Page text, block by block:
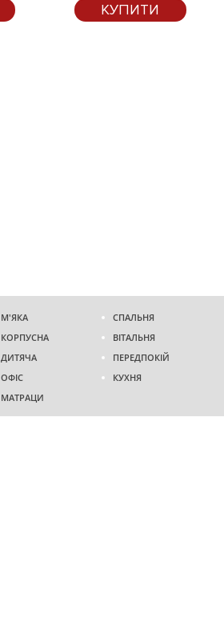
КУПИТИ
М'ЯКА
КОРПУСНА
ДИТЯЧА
ОФІС
МАТРАЦИ
СПАЛЬНЯ
ВІТАЛЬНЯ
ПЕРЕДПОКІЙ
КУХНЯ